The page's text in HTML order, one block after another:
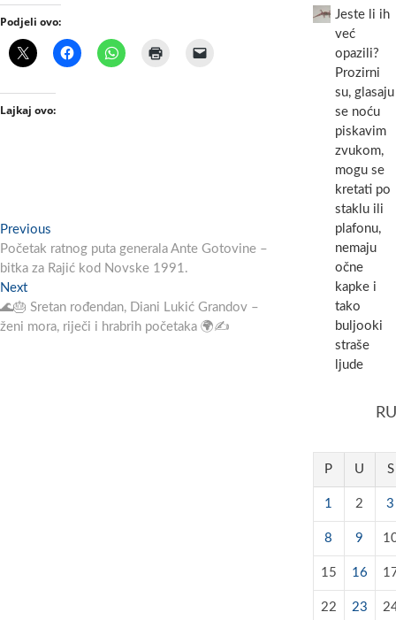
Podjeli ovo:
Lajkaj ovo:
Navigacija
objava
Previous
post:
Početak ratnog puta generala Ante Gotovine –
bitka za Rajić kod Novske 1991.
NextNext
post:
🌊🎂 Sretan rođendan, Diani Lukić Grandov –
ženi mora, riječi i hrabrih početaka 🌍✍️
Jeste li ih
već
opazili?
Prozirni
su, glasaju
se noću
piskavim
zvukom,
mogu se
kretati po
staklu ili
plafonu,
nemaju
očne
kapke i
tako
buljooki
straše
ljude
P U S
1 2 3
8 9
15 16
22 23